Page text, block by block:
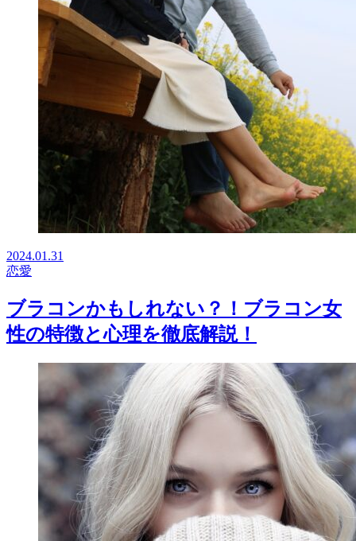
2024.01.31
恋愛
ブラコンかもしれない？！ブラコン女
性の特徴と心理を徹底解説！